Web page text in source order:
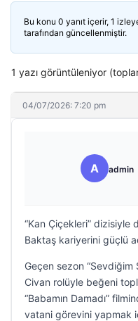
Bu konu 0 yanıt içerir, 1
tarafından güncellenmiştir.
1 yazı görüntüleniyor
04/07/2026: 7:20 pm
A admin
“Kan Çiçekleri” dizisiyle
Baktaş kariyerini güçlü
Geçen sezon
Civan rolüyle beğeni
“Babamın Damadı”
vatani görevini yapmak